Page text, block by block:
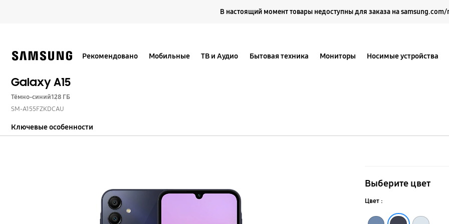
В настоящий момент товары недоступны для заказа на samsung.com/
Рекомендовано Мобильные ТВ и Аудио Бытовая техника Мониторы Носимые устройства
Galaxy A15
Тёмно-синий128 ГБ
SM-A155FZKDCAU
Ключевые особенности
Выберите цвет
Цвет :